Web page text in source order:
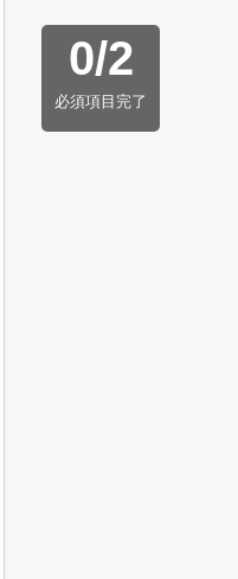
0/2
必須項目完了